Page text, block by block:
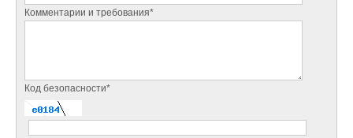
Комментарии и требования*
Код безопасности*